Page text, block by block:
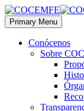
Primary Menu
Conócenos
Sobre